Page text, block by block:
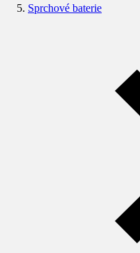
Sprchové baterie